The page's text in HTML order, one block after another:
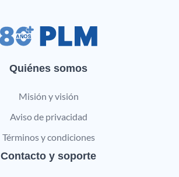
Quiénes somos
Misión y visión
Aviso de privacidad
Términos y condiciones
Contacto y soporte